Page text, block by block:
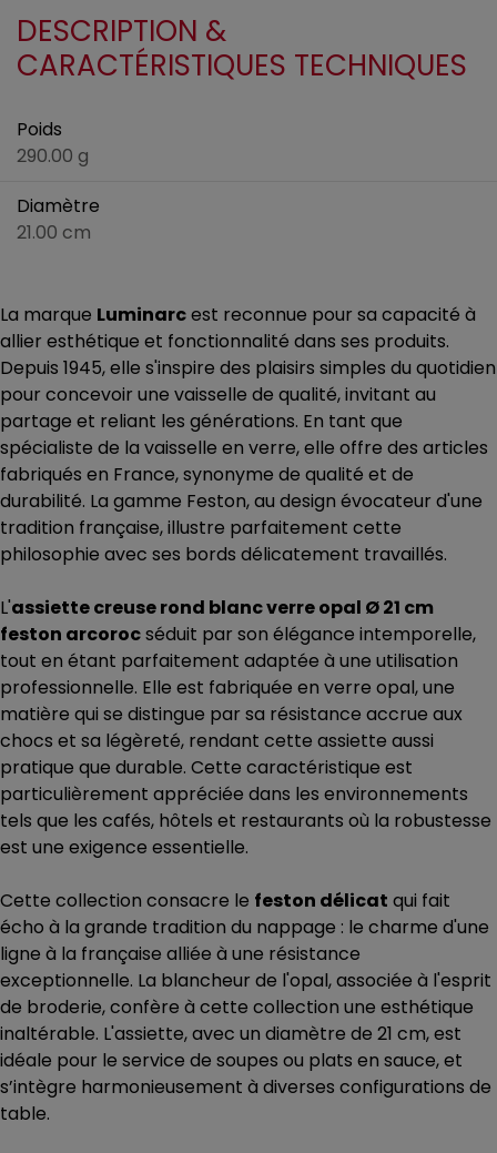
DESCRIPTION &
CARACTÉRISTIQUES TECHNIQUES
Poids
290.00 g
Diamètre
21.00 cm
La marque Luminarcest reconnue pour sa capacité à
allier esthétique et fonctionnalité dans ses produits.
Depuis 1945, elle s'inspire des plaisirs simples du quotidien
pour concevoir une vaisselle de qualité, invitant au
partage et reliant les générations. En tant que
spécialiste de la vaisselle en verre, elle offre des articles
fabriqués en France, synonyme de qualité et de
durabilité. La gamme Feston, au design évocateur d'une
tradition française, illustre parfaitement cette
philosophie avec ses bords délicatement travaillés.
L'assiette creuse rond blanc verre opal Ø 21 cm
feston arcorocséduit par son élégance intemporelle,
tout en étant parfaitement adaptée à une utilisation
professionnelle. Elle est fabriquée en verre opal, une
matière qui se distingue par sa résistance accrue aux
chocs et sa légèreté, rendant cette assiette aussi
pratique que durable. Cette caractéristique est
particulièrement appréciée dans les environnements
tels que les cafés, hôtels et restaurants où la robustesse
est une exigence essentielle.
Cette collection consacre le feston délicat qui fait
écho à la grande tradition du nappage : le charme d'une
ligne à la française alliée à une résistance
exceptionnelle. La blancheur de l'opal, associée à l'esprit
de broderie, confère à cette collection une esthétique
inaltérable. L'assiette, avec un diamètre de 21 cm, est
idéale pour le service de soupes ou plats en sauce, et
s’intègre harmonieusement à diverses configurations de
table.